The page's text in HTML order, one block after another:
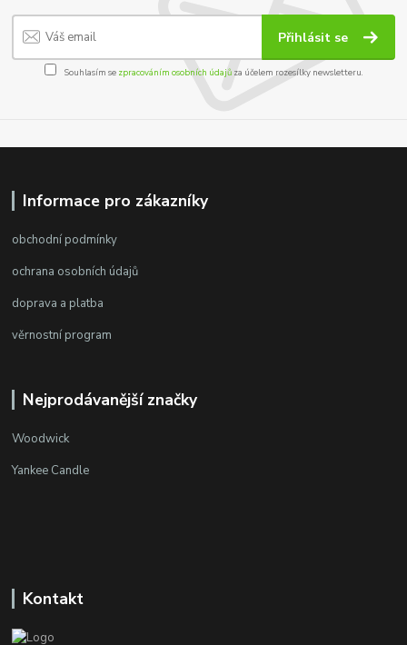
Přihlásit se
Souhlasím se zpracováním osobních údajůza účelem rozesílky newsletteru.
Informace pro zákazníky
obchodní podmínky
ochrana osobních údajů
doprava a platba
věrnostní program
Nejprodávanější značky
Woodwick
Yankee Candle
Kontakt